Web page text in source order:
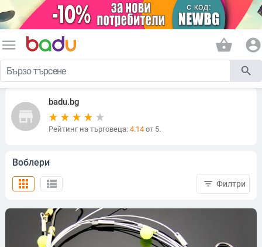
menu shopping_basket account_circle
search
store
badu.bg
Рейтинг на търговеца: 4.14от 5.
Воблери
view_list
apps filter_list Филтри